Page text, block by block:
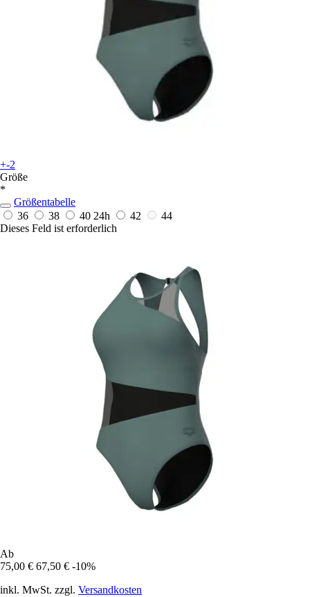
+-2
Größe
*
Größentabelle
36
38 40 24h 42
44
Dieses Feld ist erforderlich
Ab
75,00 € 67,50 € -10%
inkl. MwSt. zzgl. Versandkosten